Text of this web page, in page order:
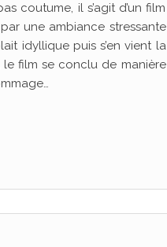
coutume, il s’agit d’un film
une ambiance stressante
idyllique puis s’en vient la
le film se conclu de manière